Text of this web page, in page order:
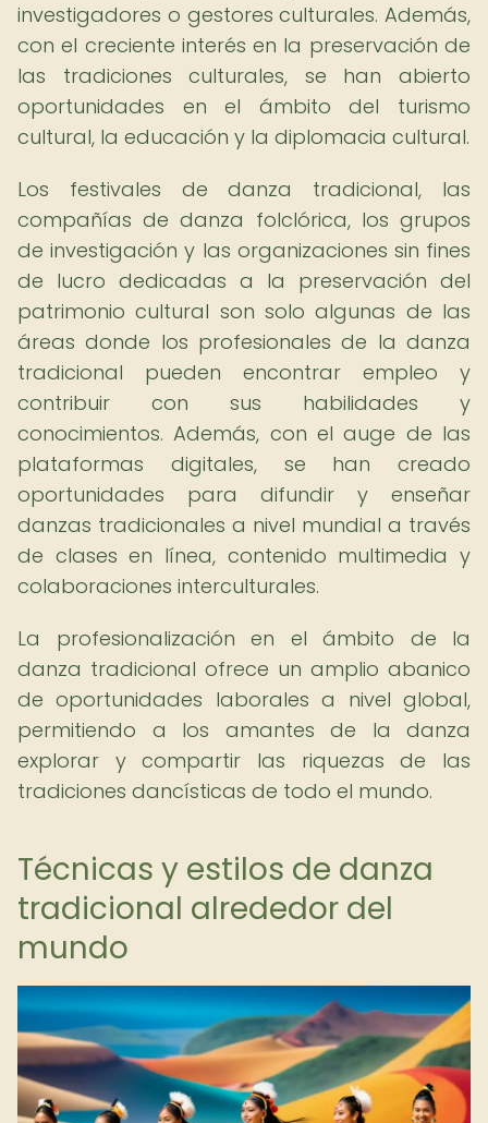
investigadores o gestores culturales. Además,
con el creciente interés en la preservación de
las tradiciones culturales, se han abierto
oportunidades en el ámbito del turismo
cultural, la educación y la diplomacia cultural.
Los festivales de danza tradicional, las
compañías de danza folclórica, los grupos
de investigación y las organizaciones sin fines
de lucro dedicadas a la preservación del
patrimonio cultural son solo algunas de las
áreas donde los profesionales de la danza
tradicional pueden encontrar empleo y
contribuir con sus habilidades y
conocimientos. Además, con el auge de las
plataformas digitales, se han creado
oportunidades para difundir y enseñar
danzas tradicionales a nivel mundial a través
de clases en línea, contenido multimedia y
colaboraciones interculturales.
La profesionalización en el ámbito de la
danza tradicional ofrece un amplio abanico
de oportunidades laborales a nivel global,
permitiendo a los amantes de la danza
explorar y compartir las riquezas de las
tradiciones dancísticas de todo el mundo.
Técnicas y estilos de danza
tradicional alrededor del
mundo